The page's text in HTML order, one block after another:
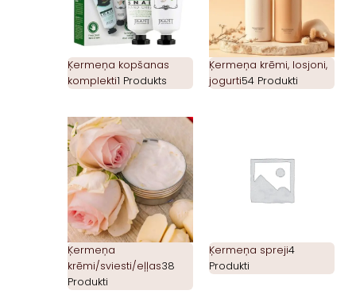
Ķermeņa kopšanas
komplekti1 Produkts
Ķermeņa krēmi, losjoni,
jogurti54 Produkti
Ķermeņa
krēmi/sviesti/eļļas38
Produkti
Ķermeņa spreji4
Produkti